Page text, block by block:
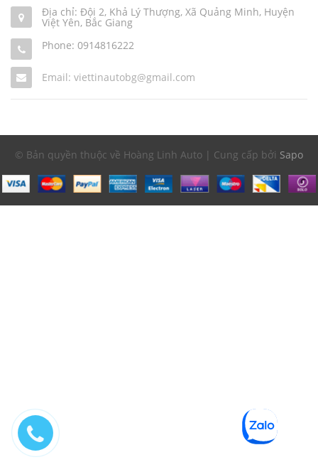
Địa chỉ: Đội 2, Khả Lý Thượng, Xã Quảng Minh, Huyện
Việt Yên, Bắc Giang
Phone: 0914816222
Email: viettinautobg@gmail.com
© Bản quyền thuộc về Hoàng Linh Auto | Cung cấp bởi Sapo